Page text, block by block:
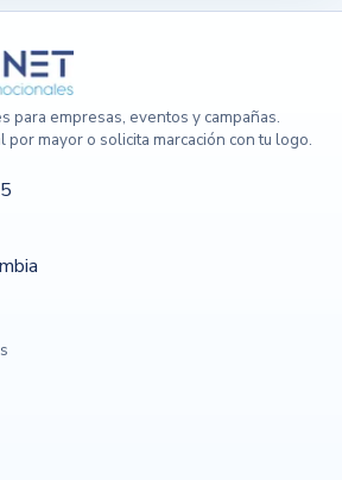
para empresas, eventos y campañas.
por mayor o solicita marcación con tu logo.